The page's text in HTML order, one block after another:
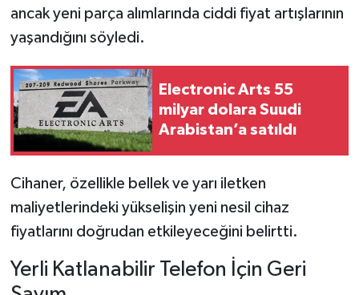
ancak yeni parça alımlarında ciddi fiyat artışlarının
yaşandığını söyledi.
Electronic Arts 55
milyar dolara Suudi
Arabistan’a satıldı
Cihaner, özellikle bellek ve yarı iletken
maliyetlerindeki yükselişin yeni nesil cihaz
fiyatlarını doğrudan etkileyeceğini belirtti.
Yerli Katlanabilir Telefon İçin Geri